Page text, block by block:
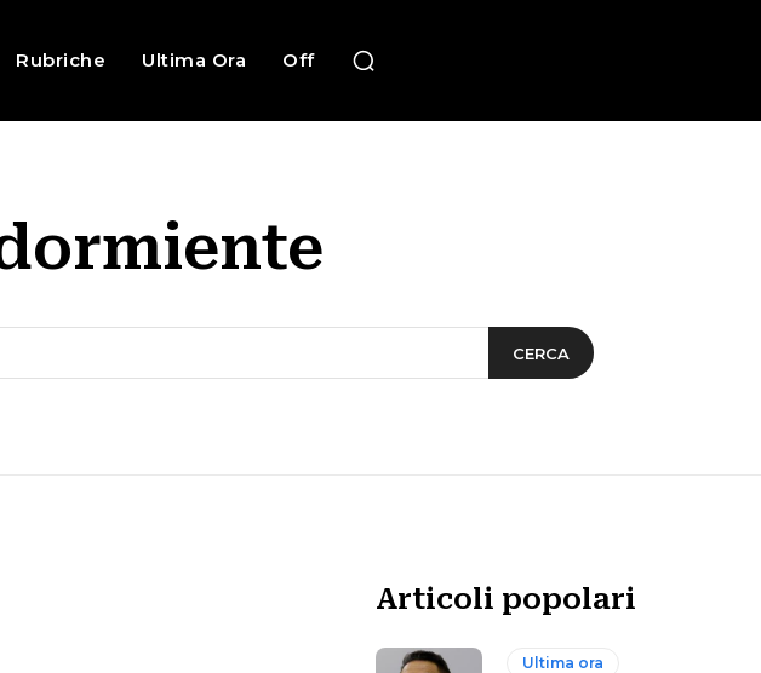
Rubriche Ultima Ora Off
CERCA
Articoli popolari
Ultima ora